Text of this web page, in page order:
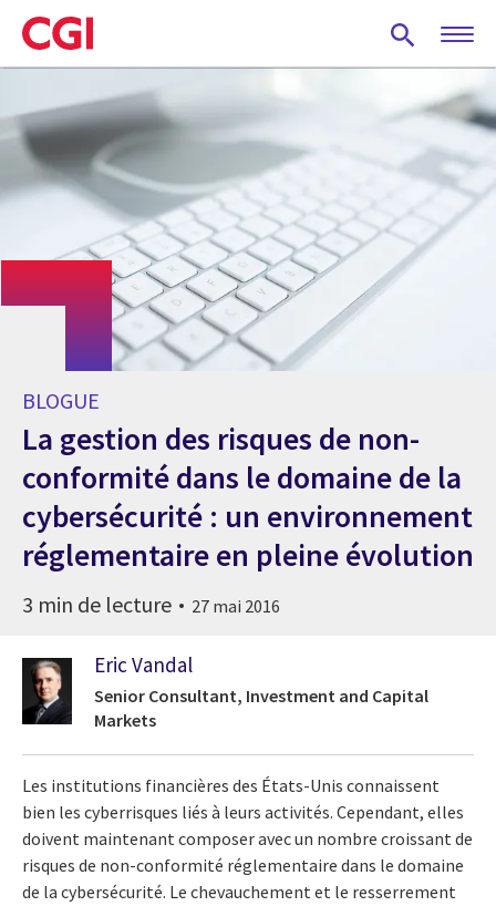
Skip
to
main
BLOGUE
La gestion des risques de non-
conformité dans le domaine de la
cybersécurité : un environnement
réglementaire en pleine évolution
3 min de lecture 27 mai 2016
Eric Vandal
Senior Consultant, Investment and Capital
Markets
Les institutions financières des États-Unis connaissent
bien les cyberrisques liés à leurs activités. Cependant, elles
doivent maintenant composer avec un nombre croissant de
risques de non-conformité réglementaire dans le domaine
de la cybersécurité. Le chevauchement et le resserrement